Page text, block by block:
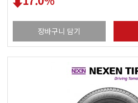
장바구니 담기